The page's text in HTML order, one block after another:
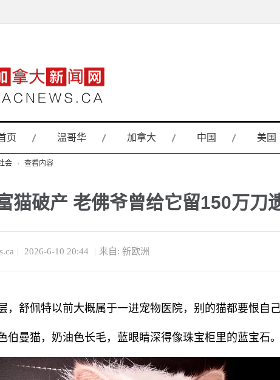
页 温哥华 加拿大 中国 美国
会 › 查看内容
猫破产 老佛爷曾给它留150万刀
| 2026-6-10 20:44 | 来自: 新欧洲
，舒佩特以前大概属于一进宠物医院，别的猫都要恨自
伯曼猫，奶油色长毛，蓝眼睛深得像珠宝柜里的蓝宝石。